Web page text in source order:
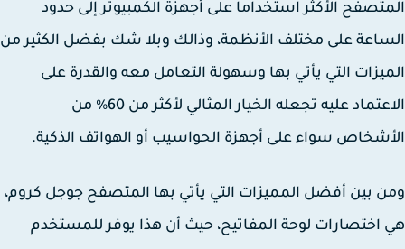
الأكثر استخداماً على أجهزة الكمبيوتر إلى حدود
على مختلف الأنظمة، وذالك وبلا شك بفضل الكثير من
التي يأتي بها وسهولة التعامل معه والقدرة على
الاعتماد عليه تجعله الخيار المثالي لأكثر من 60% من
سواء على أجهزة الحواسيب أو الهواتف الذكية.
بين أفضل المميزات التي يأتي بها المتصفح جوجل كروم،
اختصارات لوحة المفاتيح، حيث أن هذا يوفر للمستخدم